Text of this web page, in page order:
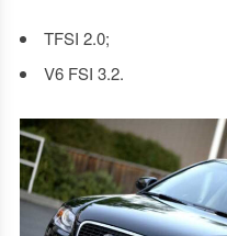
TFSI 2.0;
V6 FSI 3.2.